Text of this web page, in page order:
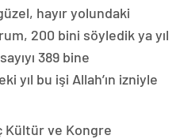
hayır yolundaki
200 bini söyledik ya yıl
389 bine
yıl bu işi Allah’ın izniyle
Kültür ve Kongre